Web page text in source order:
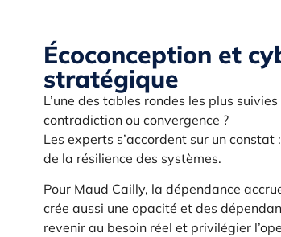
Écoconception et
stratégique
L’une des tables rondes les plus
contradiction ou convergence ?
Les experts s’accordent sur un
de la résilience des systèmes.
Pour Maud Cailly, la dépendance
crée aussi une opacité et des
revenir au besoin réel et privilégier